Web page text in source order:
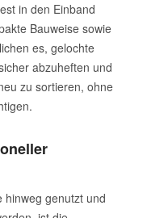
in den Einband
Bauweise sowie
es, gelochte
abzuheften und
zu sortieren, ohne
hinweg genutzt und